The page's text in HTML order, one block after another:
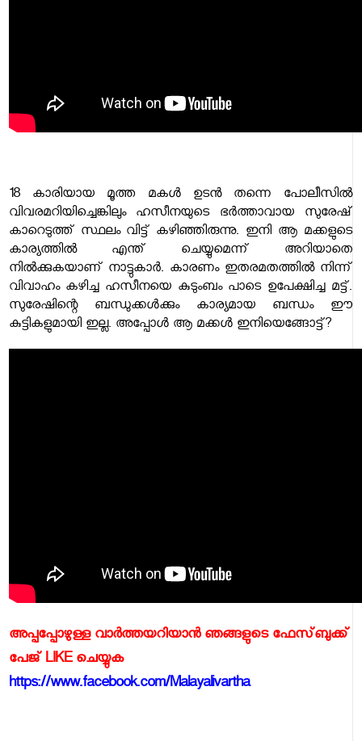
18 കാരിയായ മൂത്ത മകൾ ഉടൻ തന്നെ പോലീസിൽ
വിവരമറിയിച്ചെങ്കിലും ഹസീനയുടെ ഭർത്താവായ സുരേഷ്
കാറെടുത്ത് സ്ഥലം വിട്ട് കഴിഞ്ഞിരുന്നു. ഇനി ആ മക്കളുടെ
കാര്യത്തിൽ എന്ത് ചെയ്യുമെന്ന് അറിയാതെ
നിൽക്കുകയാണ് നാട്ടുകാർ. കാരണം ഇതരമതത്തിൽ നിന്ന്
വിവാഹം കഴിച്ച ഹസീനയെ കുടുംബം പാടെ ഉപേക്ഷിച്ച മട്ട്.
സുരേഷിന്റെ ബന്ധുക്കൾക്കും കാര്യമായ ബന്ധം ഈ
കുട്ടികളുമായി ഇല്ല. അപ്പോൾ ആ മക്കൾ ഇനിയെങ്ങോട്ട്?
അപ്പപ്പോഴുള്ള വാര്‍ത്തയറിയാന്‍ ഞങ്ങളുടെ ഫേസ്‌ബുക്ക്‌
പേജ് LIKE ചെയ്യുക
https://www.facebook.com/Malayalivartha